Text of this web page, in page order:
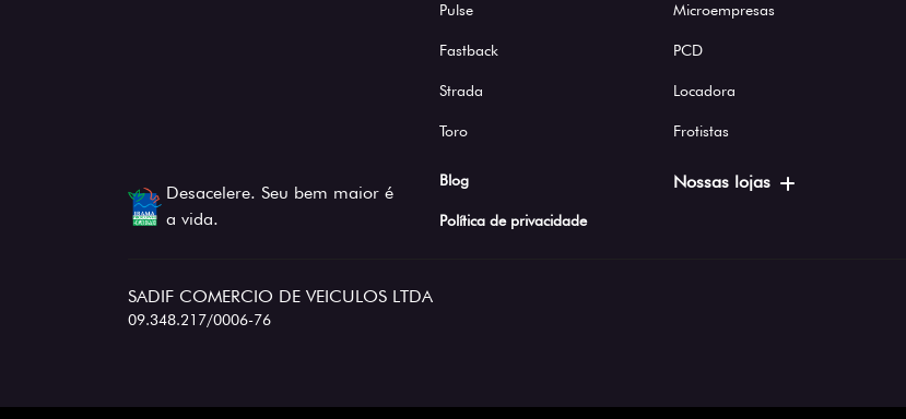
Desacelere. Seu bem maior é
a vida.
Pulse
Fastback
Strada
Toro
Microempresas
PCD
Locadora
Frotistas
Blog
Política de privacidade
Nossas lojas
SADIF COMERCIO DE VEICULOS LTDA
09.348.217/0006-76